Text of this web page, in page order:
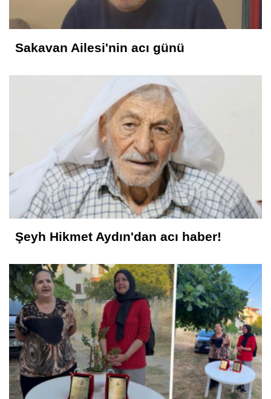
Sakavan Ailesi'nin acı günü
Şeyh Hikmet Aydın'dan acı haber!